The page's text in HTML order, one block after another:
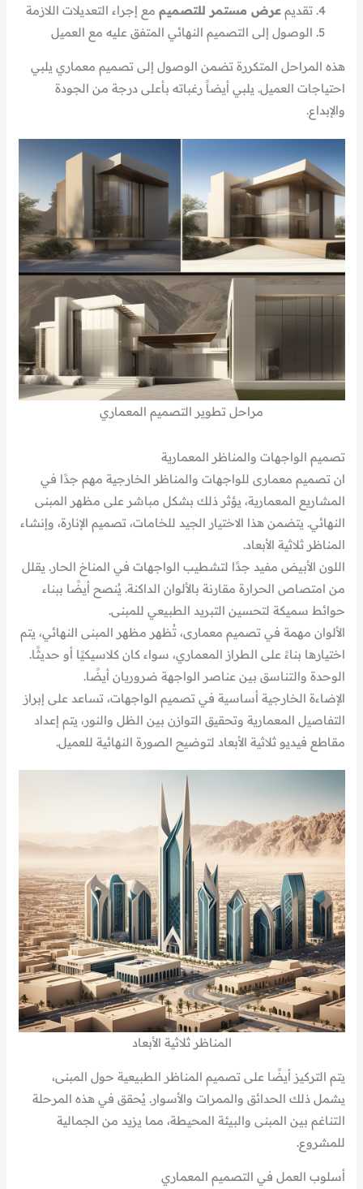
تقديمعرض مستمر للتصميم مع إجراء التعديلات اللازمة
الوصول إلى التصميم النهائي المتفق عليه مع العميل
هذه المراحل المتكررة تضمن الوصول إلى تصميم معماري يلبي
احتياجات العميل. يلبي أيضاً رغباته بأعلى درجة من الجودة
والإبداع.
مراحل تطوير التصميم المعماري
تصميم الواجهات والمناظر المعمارية
ان تصميم معمارى للواجهات والمناظر الخارجية مهم جدًا في
المشاريع المعمارية، يؤثر ذلك بشكل مباشر على مظهر المبنى
النهائي. يتضمن هذا الاختيار الجيد للخامات، تصميم الإنارة، وإنشاء
المناظر ثلاثية الأبعاد.
اللون الأبيض مفيد جدًا لتشطيب الواجهات في المناخ الحار. يقلل
من امتصاص الحرارة مقارنة بالألوان الداكنة. يُنصح أيضًا ببناء
حوائط سميكة لتحسين التبريد الطبيعي للمبنى.
الألوان مهمة في تصميم معمارى، تُظهر مظهر المبنى النهائي، يتم
اختيارها بناءً على الطراز المعماري، سواء كان كلاسيكيًا أو حديثًا.
الوحدة والتناسق بين عناصر الواجهة ضروريان أيضًا.
الإضاءة الخارجية أساسية في تصميم الواجهات، تساعد على إبراز
التفاصيل المعمارية وتحقيق التوازن بين الظل والنور، يتم إعداد
مقاطع فيديو ثلاثية الأبعاد لتوضيح الصورة النهائية للعميل.
المناظر ثلاثية الأبعاد
يتم التركيز أيضًا على تصميم المناظر الطبيعية حول المبنى،
يشمل ذلك الحدائق والممرات والأسوار. يُحقق في هذه المرحلة
التناغم بين المبنى والبيئة المحيطة، مما يزيد من الجمالية
للمشروع.
أسلوب العمل في التصميم المعماري